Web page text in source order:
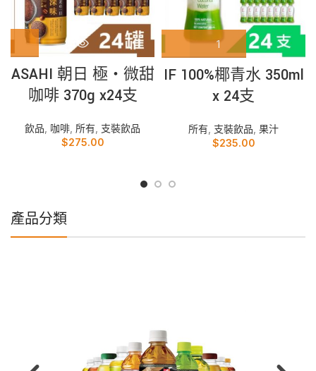
ASAHI 朝日 極‧微甜
咖啡 370g x24支
飲品 咖啡 所有 支裝飲品
$275.00
IF 100%椰青水 350ml
x 24支
所有 支裝飲品 果汁
$235.00
產品分類